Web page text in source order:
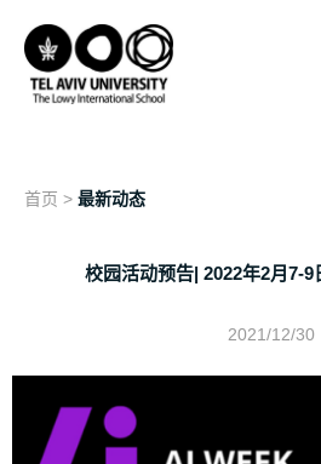
首页 > 最新动态
校园活动预告| 2022年2月7-
2021/12/30